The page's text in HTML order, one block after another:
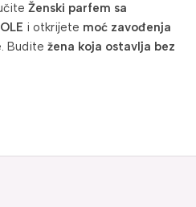
Ženski parfem sa
i otkrijete moć zavođenja
Budite žena koja ostavlja bez